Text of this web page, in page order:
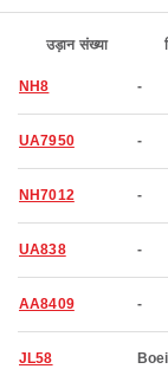
उड़ान संख्या
NH8 -
UA7950 -
NH7012 -
UA838 -
AA8409 -
JL58